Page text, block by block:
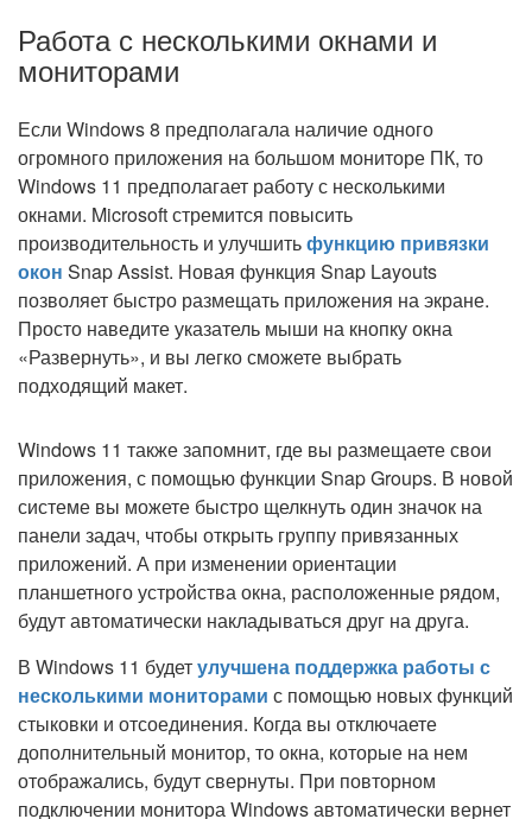
Работа с несколькими окнами и
мониторами
Если Windows 8 предполагала наличие одного
огромного приложения на большом мониторе ПК, то
Windows 11 предполагает работу с несколькими
окнами. Microsoft стремится повысить
производительность и улучшитьфункцию привязки
окон Snap Assist. Новая функция Snap Layouts
позволяет быстро размещать приложения на экране.
Просто наведите указатель мыши на кнопку окна
«Развернуть», и вы легко сможете выбрать
подходящий макет.
Windows 11 также запомнит, где вы размещаете свои
приложения, с помощью функции Snap Groups. В новой
системе вы можете быстро щелкнуть один значок на
панели задач, чтобы открыть группу привязанных
приложений. А при изменении ориентации
планшетного устройства окна, расположенные рядом,
будут автоматически накладываться друг на друга.
В Windows 11 будетулучшена поддержка работы с
несколькими мониторами с помощью новых функций
стыковки и отсоединения. Когда вы отключаете
дополнительный монитор, то окна, которые на нем
отображались, будут свернуты. При повторном
подключении монитора Windows автоматически вернет